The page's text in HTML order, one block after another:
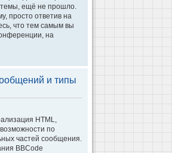
темы, ещё не прошло.
просто ответив на
что тем самым вы
на
и типы
HTML,
по
частей сообщения.
BBCode